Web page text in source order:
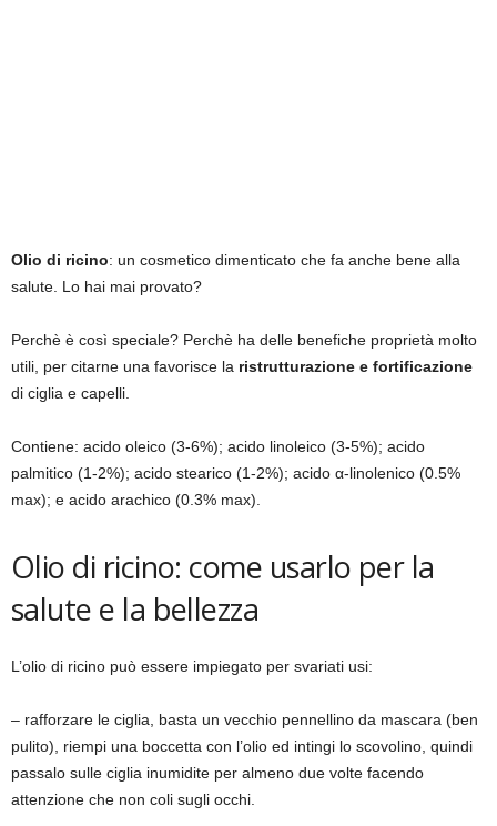
Olio di ricino: un cosmetico dimenticato che fa anche bene alla
salute. Lo hai mai provato?
Perchè è così speciale? Perchè ha delle benefiche proprietà molto
utili, per citarne una favorisce la ristrutturazione e fortificazione
di ciglia e capelli.
Contiene: acido oleico (3-6%); acido linoleico (3-5%); acido
palmitico (1-2%); acido stearico (1-2%); acido α-linolenico (0.5%
max); e acido arachico (0.3% max).
Olio di ricino: come usarlo per la
salute e la bellezza
L’olio di ricino può essere impiegato per svariati usi:
– rafforzare le ciglia, basta un vecchio pennellino da mascara (ben
pulito), riempi una boccetta con l’olio ed intingi lo scovolino, quindi
passalo sulle ciglia inumidite per almeno due volte facendo
attenzione che non coli sugli occhi.